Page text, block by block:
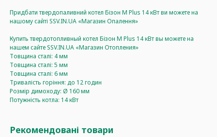
Придбати твердопаливний котел Бізон М Plus 14 кВт ви можете на
нашому сайті SSV.IN.UA «Магазин Опалення»
Купить твердотопливный котел Бізон М Plus 14 кВт вы можете на
нашем сайте SSV.IN.UA «Магазин Отопления»
Товщина сталі: 4 мм
Товщина сталі: 5 мм
Товщина сталі: 6 мм
Тривалість горіння: до 12 годин
Розмір димоходу: Ø 160 мм
Потужність котла: 14 кВт
Рекомендовані товари